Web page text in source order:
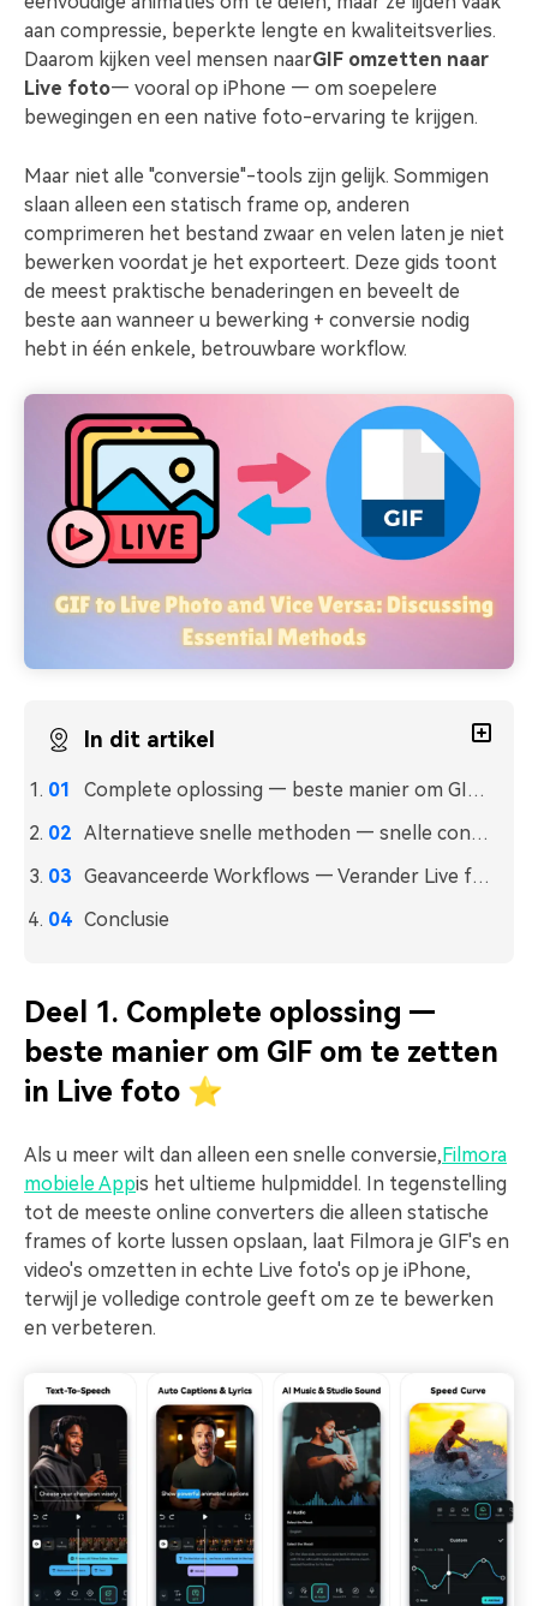
Verken
Overzicht
Video
Foto
Creatief
centrum
Alle producten bekijken
MobileTrans
Overdracht van telefoon naar telefoon.
FamiSafe
App voor ouderlijk toezicht.
Alle producten bekijken
DIY-speciale effecten
Maak zelf video-effecten als
een professional
Aanbevolen inhoud
Onze missie, geschiedenis en
Wij zijn er om te helpen
Ontdek hoe onze klanten
succes boeken
Ontgrendel partnerschap op
bedrijfsniveau
aan compressie, beperkte lengte en kwaliteitsverlies.
Daarom kijken veel mensen naarGIF omzetten naar
Live foto— vooral op iPhone — om soepelere
bewegingen en een native foto-ervaring te krijgen.
Maar niet alle "conversie"-tools zijn gelijk. Sommigen
slaan alleen een statisch frame op, anderen
comprimeren het bestand zwaar en velen laten je niet
bewerken voordat je het exporteert. Deze gids toont
de meest praktische benaderingen en beveelt de
beste aan wanneer u bewerking + conversie nodig
hebt in één enkele, betrouwbare workflow.
In dit artikel
Complete oplossing — beste manier om GIF om te zetten in Live foto ⭐
Alternatieve snelle methoden — snelle conversie van GIF naar Live foto
Geavanceerde Workflows — Verander Live foto's in GIF's en meer
Conclusie
Deel 1. Complete oplossing —
beste manier om GIF om te zetten
in Live foto ⭐
Als u meer wilt dan alleen een snelle conversie, Filmora
mobiele Appis het ultieme hulpmiddel. In tegenstelling
tot de meeste online converters die alleen statische
frames of korte lussen opslaan, laat Filmora je GIF's en
video's omzetten in echte Live foto's op je iPhone,
terwijl je volledige controle geeft om ze te bewerken
en verbeteren.